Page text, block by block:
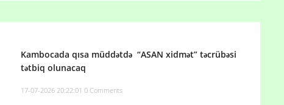
Kambocada qısa müddətdə “ASAN xidmət” təcrübəsi
tətbiq olunacaq
17-07-2026 20:22:01 0 Comments